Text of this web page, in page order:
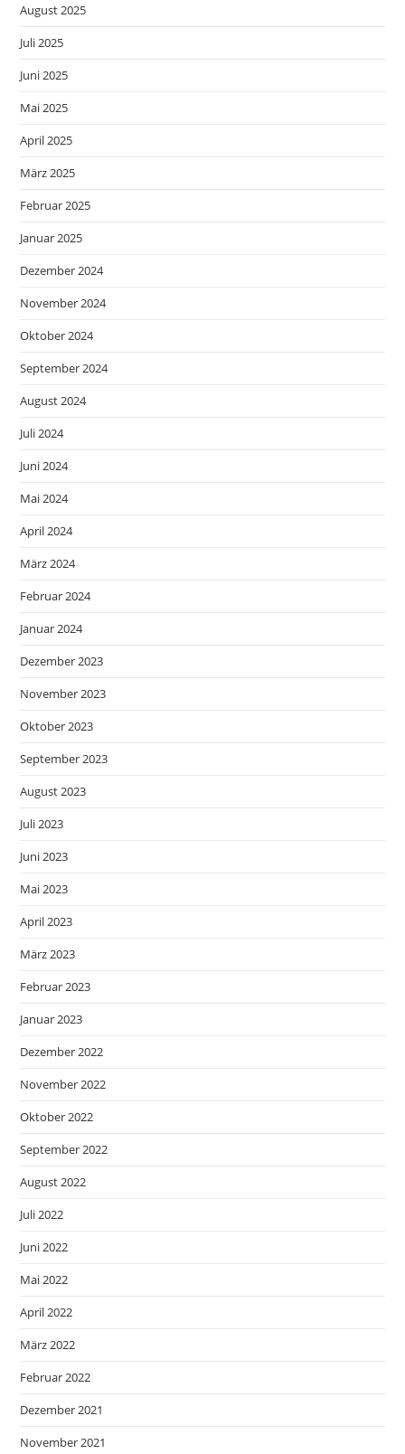
August 2025
Juli 2025
Juni 2025
Mai 2025
April 2025
März 2025
Februar 2025
Januar 2025
Dezember 2024
November 2024
Oktober 2024
September 2024
August 2024
Juli 2024
Juni 2024
Mai 2024
April 2024
März 2024
Februar 2024
Januar 2024
Dezember 2023
November 2023
Oktober 2023
September 2023
August 2023
Juli 2023
Juni 2023
Mai 2023
April 2023
März 2023
Februar 2023
Januar 2023
Dezember 2022
November 2022
Oktober 2022
September 2022
August 2022
Juli 2022
Juni 2022
Mai 2022
April 2022
März 2022
Februar 2022
Dezember 2021
November 2021